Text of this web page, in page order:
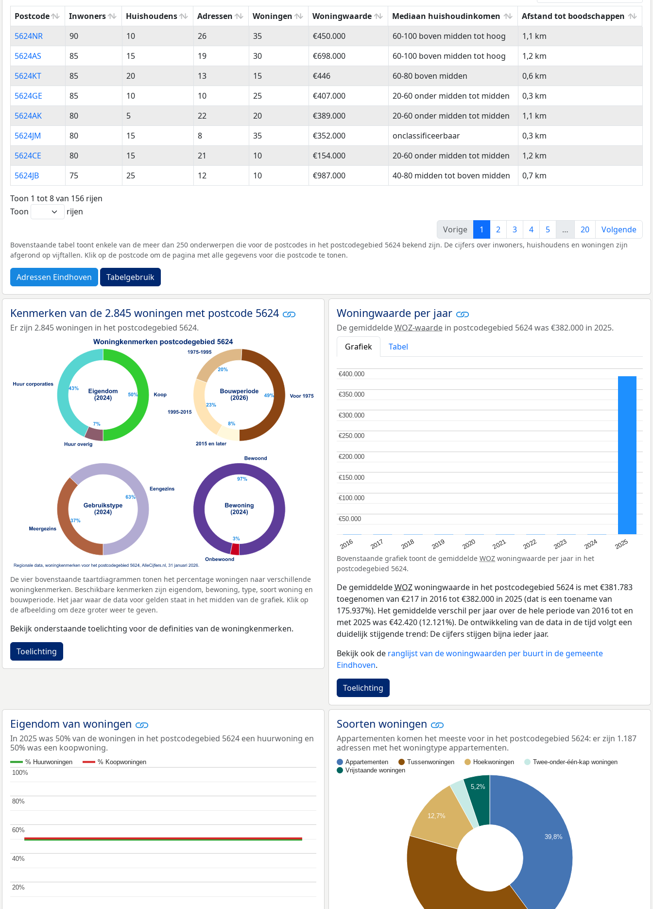
Postcode
Inwoners Huishoudens Adressen Woningen Woningwaarde Mediaan huishoudinkomen
Afstand tot boodschappen
Postcode
Inwoners Huishoudens Adressen Woningen Woningwaarde Mediaan huishoudinkomen Afstand tot boodschappen
5624NR 90 10 26 35 €450.000 60-100 boven midden tot hoog
1,1 km
5624AS
85 15 19 30 €698.000 60-100 boven midden tot hoog
1,2 km
5624KT
85 20 13 15 €446 60-80 boven midden
0,6 km
5624GE
85 10 10 25 €407.000 20-60 onder midden tot midden
0,3 km
5624AK
80 5 22 20 €389.000 20-60 onder midden tot midden
1,1 km
5624JM
80 15 8 35 €352.000 onclassificeerbaar
0,3 km
5624CE
80 15 21 10 €154.000 20-60 onder midden tot midden
1,2 km
5624JB
75 25 12 10 €987.000 40-80 midden tot boven midden 0,7 km
Toon 1 tot 8 van 156 rijen
Toon
rijen
Vorige
1 2 3 4 5 … 20 Volgende
Bovenstaande tabel toont enkele van de meer dan 250 onderwerpen die voor de postcodes in het postcodegebied 5624 bekend zijn. De cijfers over inwoners, huishoudens en woningen zijn
afgerond op vijftallen. Klik op de postcode om de pagina met alle gegevens voor die postcode te tonen.
Adressen Eindhoven Tabelgebruik
Kenmerken van de 2.845 woningen met postcode 5624
Er zijn 2.845 woningen in het postcodegebied 5624.
De vier bovenstaande taartdiagrammen tonen het percentage woningen naar verschillende
woningkenmerken. Beschikbare kenmerken zijn eigendom, bewoning, type, soort woning en
bouwperiode. Het jaar waar de data voor gelden staat in het midden van de grafiek. Klik op
de afbeelding om deze groter weer te geven.
Bekijk onderstaande toelichting voor de definities van de woningkenmerken.
Toelichting
Woningwaarde per jaar
De gemiddeldeWOZ-waarde in postcodegebied 5624 was €382.000 in 2025.
Grafiek
Tabel
2016 2017 2018 2019 2020 2021 2022 2023 2024 2025
€50.000
€50.000
€100.000
€100.000
€150.000
€150.000
€200.000
€200.000
€250.000
€250.000
€300.000
€300.000
€350.000
€350.000
€400.000
€400.000
Bovenstaande grafiek toont de gemiddelde WOZ woningwaarde per jaar in het
postcodegebied 5624.
De gemiddeldeWOZwoningwaarde in het postcodegebied 5624 is met €381.783
toegenomen van €217 in 2016 tot €382.000 in 2025 (dat is een toename van
175.937%). Het gemiddelde verschil per jaar over de hele periode van 2016 tot en
met 2025 was €42.420 (12.121%). De ontwikkeling van de data in de tijd volgt een
duidelijk stijgende trend: De cijfers stijgen bijna ieder jaar.
Bekijk ook de ranglijst van de woningwaarden per buurt in de gemeente
Eindhoven.
Toelichting
Eigendom van woningen
In 2025 was 50% van de woningen in het postcodegebied 5624 een huurwoning en
50% was een koopwoning.
% Huurwoningen % Koopwoningen
20%
20%
40%
40%
60%
60%
80%
80%
100%
100%
Soorten woningen
Appartementen komen het meeste voor in het postcodegebied 5624: er zijn 1.187
adressen met het woningtype appartementen.
Appartementen Tussenwoningen Hoekwoningen
Twee-onder-één-kap woningen
Vrijstaande woningen
39,8%
5,2%
12,7%